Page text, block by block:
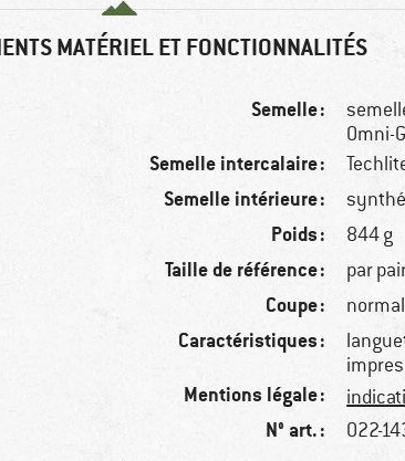
MATÉRIEL ET FONCTIONNALITÉS
Semelle :
Omni-
Semelle intercalaire :
Semelle intérieure :
Poids : 844 g
Taille de référence : par
Coupe :
Caractéristiques :
Mentions légale :
N° art. : 022-